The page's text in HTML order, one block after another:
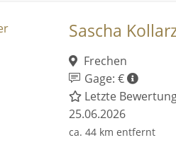
Sascha
Frechen
Gage: €
Letzte
25.06.2026
ca. 44 km entfernt